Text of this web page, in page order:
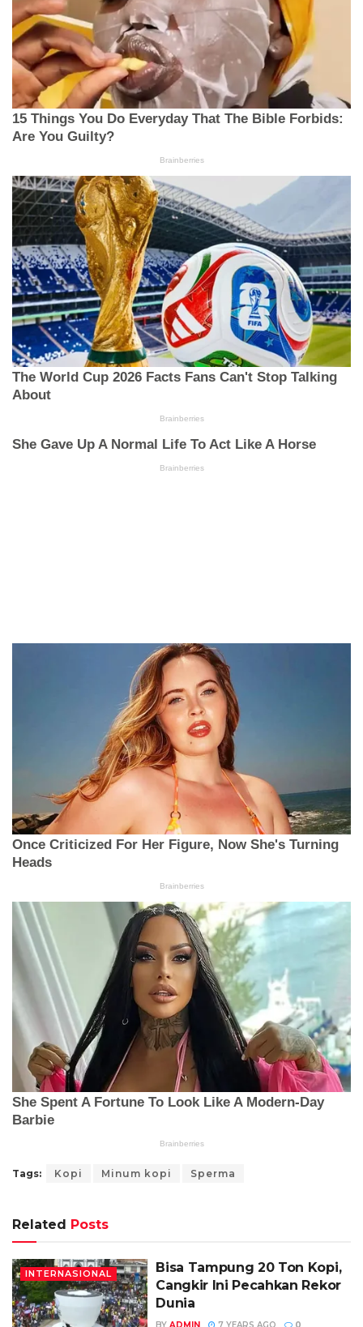
Tags: Kopi Minum kopi Sperma
Related Posts
INTERNASIONAL
Bisa Tampung 20 Ton Kopi,
Cangkir Ini Pecahkan Rekor
Dunia